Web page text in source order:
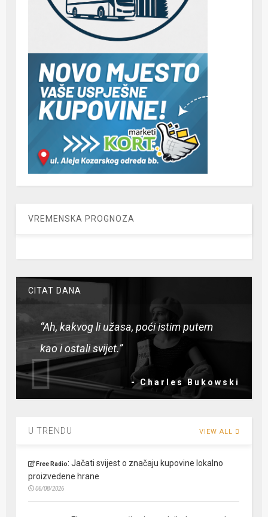
VREMENSKA PROGNOZA
CITAT DANA
“Ah, kakvog li užasa, poći istim putem
kao i ostali svijet.”
- Charles Bukowski
U TRENDU VIEW ALL
Free Radio:Jačati svijest o značaju kupovine lokalno
proizvedene hrane
06/08/2026